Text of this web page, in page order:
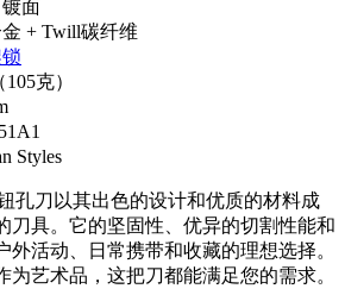
面
+ Twill碳纤维
克）
Styles
孔刀以其出色的设计和优质的材料成
刀具。它的坚固性、优异的切割性能和
外活动、日常携带和收藏的理想选择。
为艺术品，这把刀都能满足您的需求。